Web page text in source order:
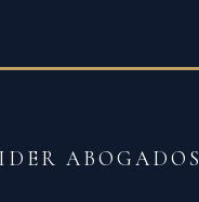
ABOGADOS